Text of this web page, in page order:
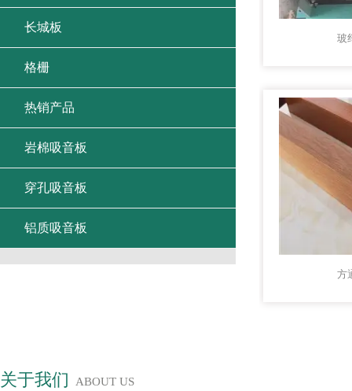
长城板
格栅
热销产品
岩棉吸音板
穿孔吸音板
铝质吸音板
玻
方
关于我们 ABOUT US